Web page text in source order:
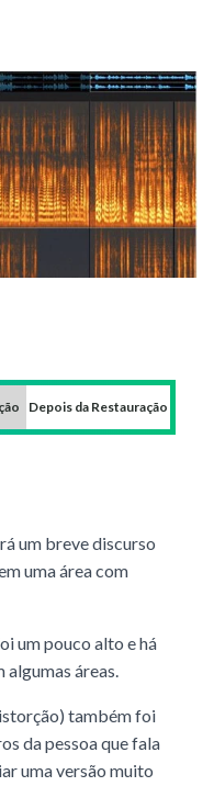
Depois da Restauração
um breve discurso
uma área com
um pouco alto e há
áreas.
também foi
da pessoa que fala
uma versão muito